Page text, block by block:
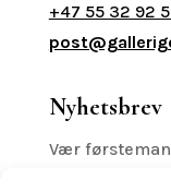
+47 55 32 92
Nyhetsbrev
Vær